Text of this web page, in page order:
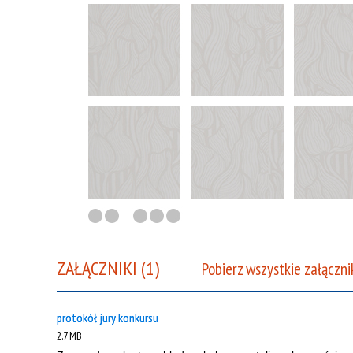
ZAŁĄCZNIKI (1) Pobierz wszystkie
protokół jury konkursu
2.7 MB